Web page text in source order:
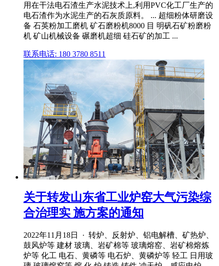
用在干法电石渣生产水泥技术上,利用PVC化工厂生产的
电石渣作为水泥生产的石灰质原料。 ... 超细粉体研磨设
备 石英粉加工磨机 矿石磨粉机8000 目 明矾石矿粉磨粉
机 矿山机械设备 碾磨机超细 硅石矿的加工 ...
联系电话: 180 3780 8511
关于转发山东省工业炉窑大气污染综
合治理实 施方案的通知
2022年11月18日 · 转炉、反射炉、铝电解槽、矿热炉、
鼓风炉等 建材 玻璃、岩矿棉等 玻璃熔窑、岩矿棉熔炼
炉等 化工 电石、黄磷等 电石炉、黄磷炉等 轻工 日用玻